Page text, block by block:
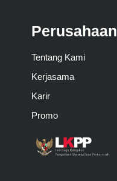
Perusahaan
Tentang Kami
Kerjasama
Karir
Promo